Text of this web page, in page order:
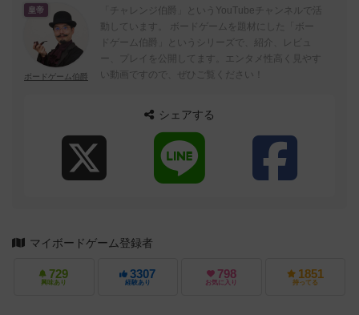
皇帝
ボードゲーム伯爵
「チャレンジ伯爵」というYouTubeチャンネルで活
動しています。 ボードゲームを題材にした「ボー
ドゲーム伯爵」というシリーズで、紹介、レビュ
ー、プレイを公開してます。エンタメ性高く見やす
い動画ですので、ぜひご覧ください！
シェアする
マイボードゲーム登録者
729
興味あり
3307
経験あり
798
お気に入り
1851
持ってる